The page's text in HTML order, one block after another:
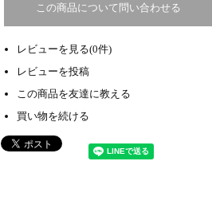
この商品について問い合わせる
レビューを見る(0件)
レビューを投稿
この商品を友達に教える
買い物を続ける